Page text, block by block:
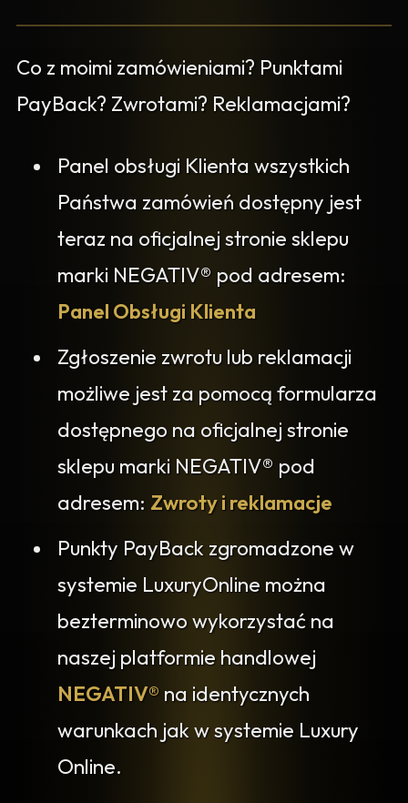
Co z moimi zamówieniami? Punktami
PayBack? Zwrotami? Reklamacjami?
Panel obsługi Klienta wszystkich
Państwa zamówień dostępny jest
teraz na oficjalnej stronie sklepu
marki NEGATIV® pod adresem:
Panel Obsługi Klienta
Zgłoszenie zwrotu lub reklamacji
możliwe jest za pomocą formularza
dostępnego na oficjalnej stronie
sklepu marki NEGATIV® pod
adresem: Zwroty i reklamacje
Punkty PayBack zgromadzone w
systemie LuxuryOnline można
bezterminowo wykorzystać na
naszej platformie handlowej
NEGATIV® na identycznych
warunkach jak w systemie Luxury
Online.